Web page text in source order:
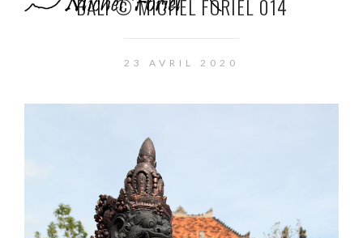
BALI © MICHEL FORIEL 014
23 AVRIL 2020